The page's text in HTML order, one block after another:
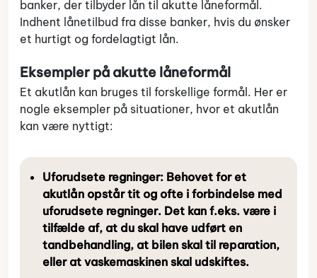
banker, der tilbyder lån til akutte låneformål.
Indhent lånetilbud fra disse banker, hvis du ønsker
et hurtigt og fordelagtigt lån.
Eksempler på akutte låneformål
Et akutlån kan bruges til forskellige formål. Her er
nogle eksempler på situationer, hvor et akutlån
kan være nyttigt:
Uforudsete regninger: Behovet for et
akutlån opstår tit og ofte i forbindelse med
uforudsete regninger. Det kan f.eks. være i
tilfælde af, at du skal have udført en
tandbehandling, at bilen skal til reparation,
eller at vaskemaskinen skal udskiftes.